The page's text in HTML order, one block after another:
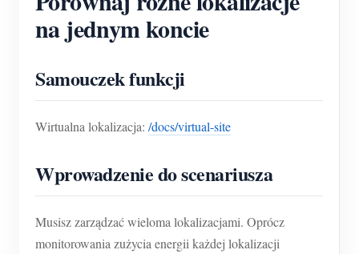
Blog
App Store
Eksploruj stronę
Ranking PV
na jednym koncie
Samouczek funkcji
Wirtualna lokalizacja: /docs/virtual-site
Wprowadzenie do scenariusza
Musisz zarządzać wieloma lokalizacjami. Oprócz
monitorowania zużycia energii każdej lokalizacji